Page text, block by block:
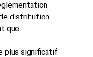
distribution
que
plus significatif